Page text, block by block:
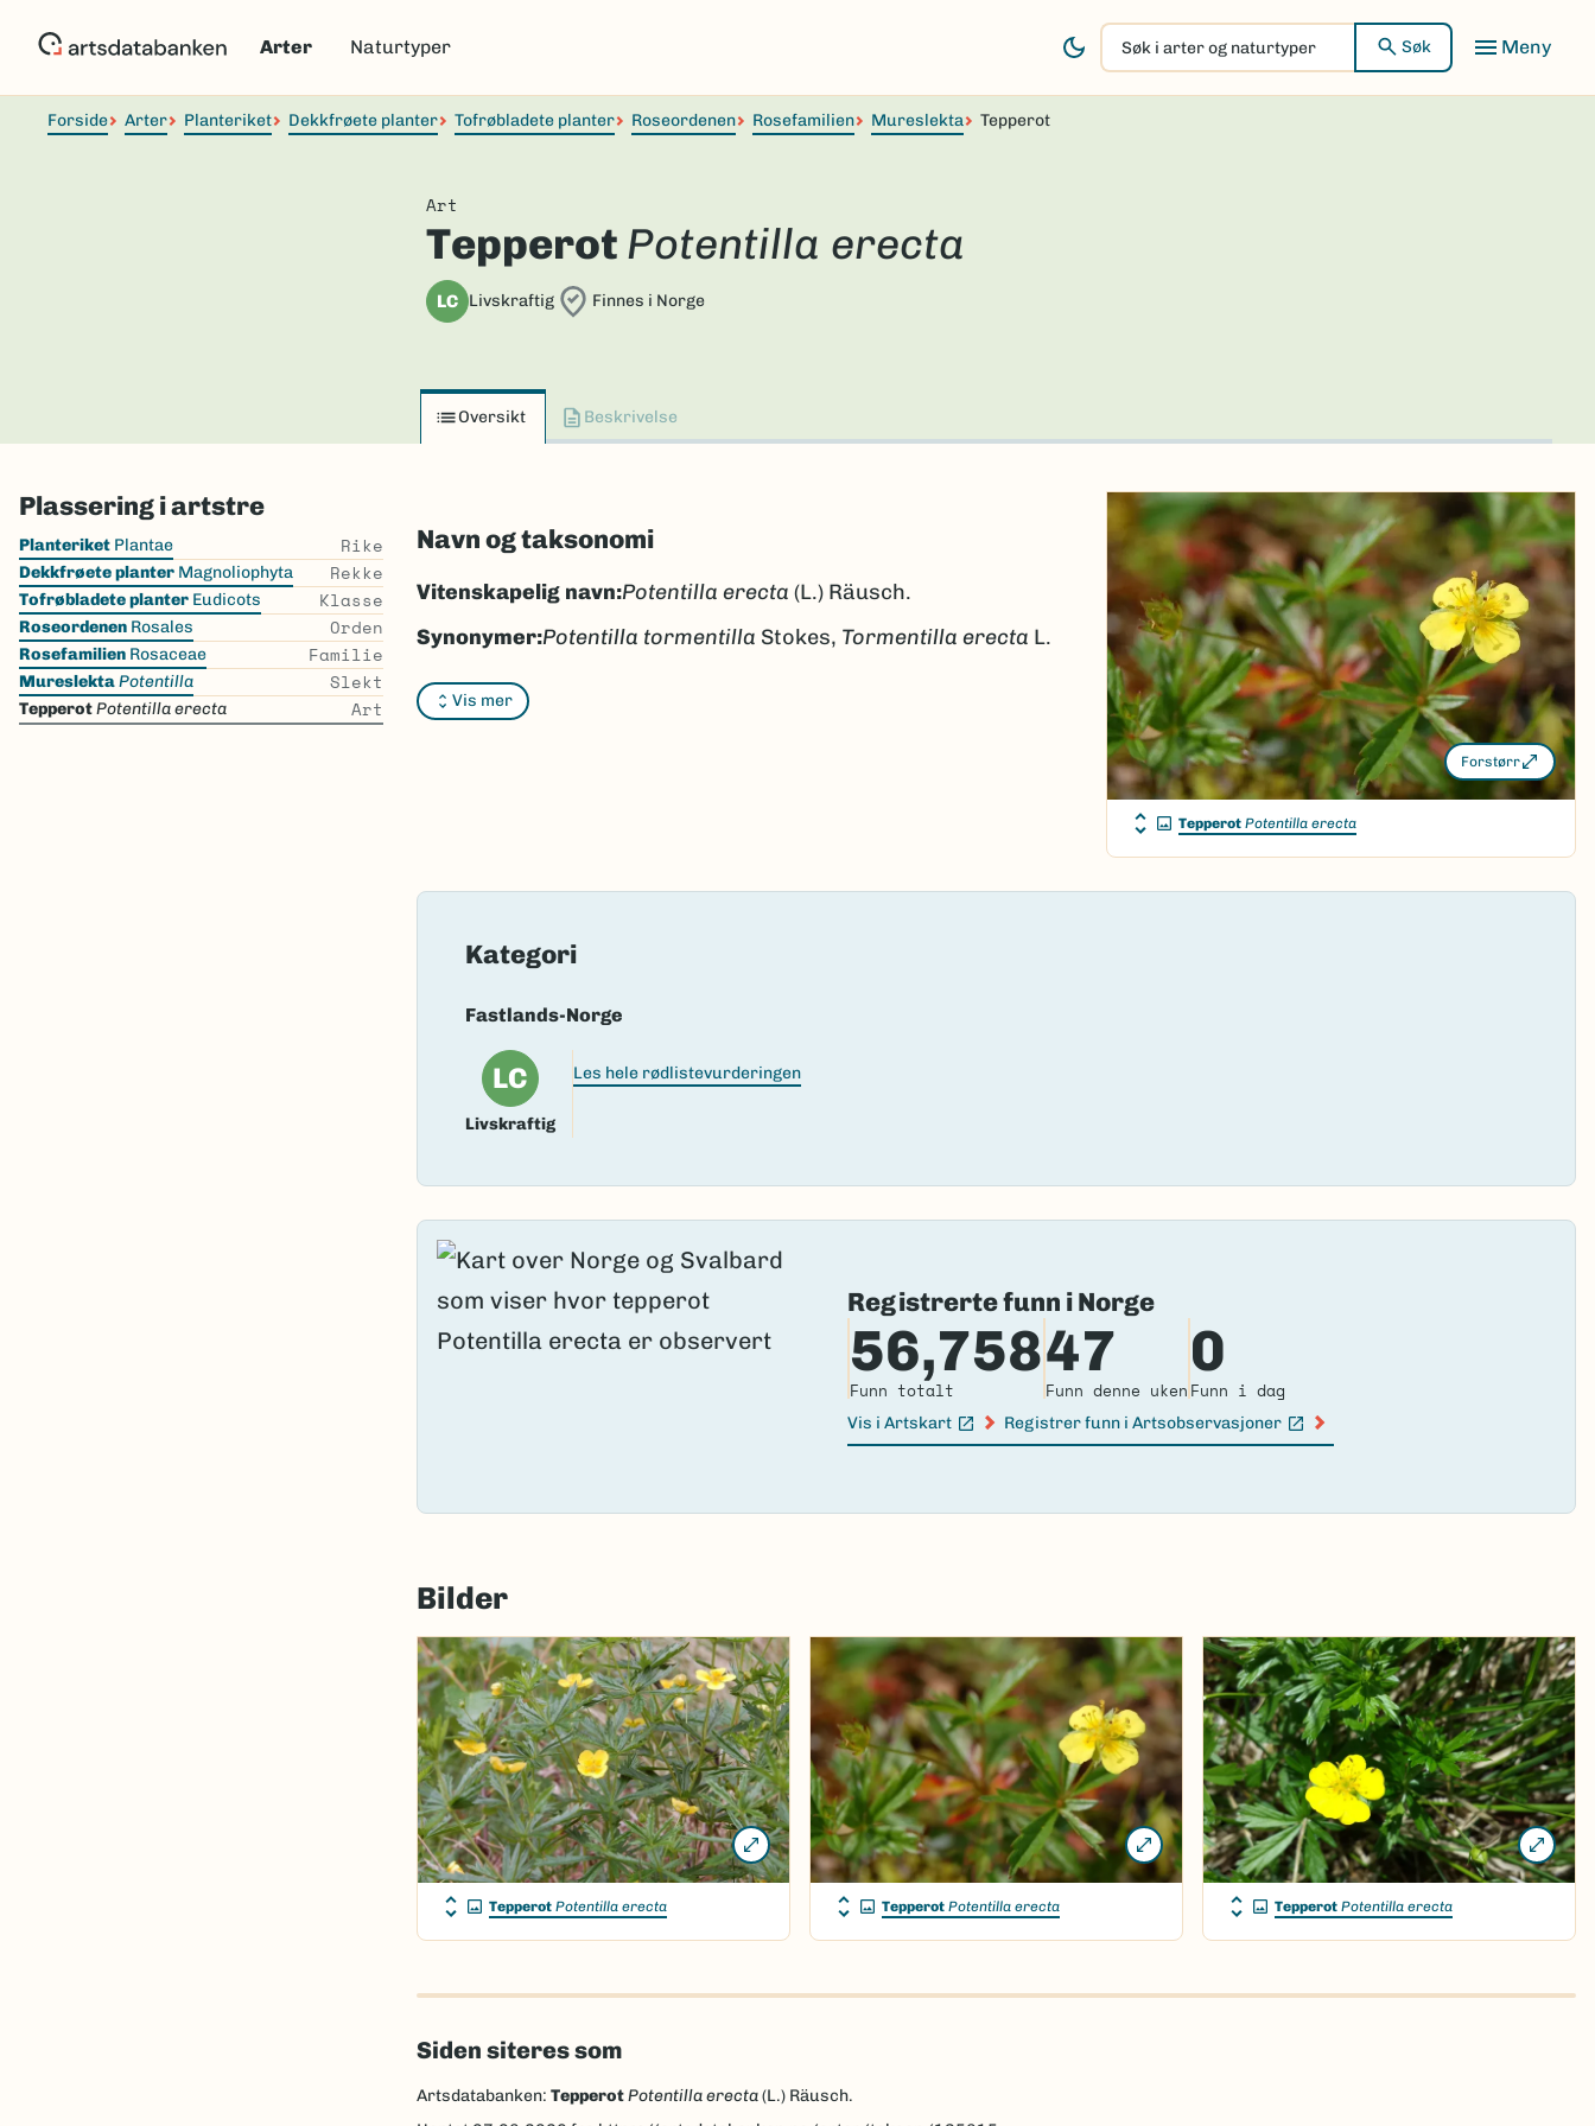
Arter Naturtyper
Søk
i
arter
Søk
Forside Arter Planteriket Dekkfrøete planter Tofrøbladete planter Roseordenen Rosefamilien Mureslekta Tepperot
Art
Tepperot Potentilla erecta
LC Livskraftig Finnes i Norge
Oversikt Beskrivelse
Plassering i artstre
Skip
the
list
Planteriket Plantae Rike
Dekkfrøete planter Magnoliophyta Rekke
Tofrøbladete planter Eudicots Klasse
Roseordenen Rosales Orden
Rosefamilien Rosaceae Familie
MureslektaPotentilla Slekt
TepperotPotentilla erecta Art
Navn og taksonomi
Vis mer
Vitenskapelig navn:Potentilla erecta (L.) Räusch.
Synonymer:Potentilla tormentilla Stokes, Tormentilla erecta L.
Bokmål:tepperot
Nynorsk:tepperot
Forstørr
Tepperot Potentilla erecta
Kategori
Fastlands-Norge
LC
Livskraftig
Les hele rødlistevurderingen
Registrerte funn i Norge
56,758
Funn totalt
47
Funn denne uken
0
Funn i dag
Vis i Artskart
(Ekstern lenke)
Registrer funn i Artsobservasjoner
(Ekstern lenke)
Bilder
Tepperot Potentilla erecta Tepperot Potentilla erecta Tepperot Potentilla erecta
Siden siteres som
Artsdatabanken: TepperotPotentilla erecta(L.) Räusch.